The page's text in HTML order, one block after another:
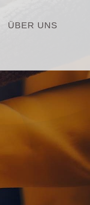
ÜBER UNS